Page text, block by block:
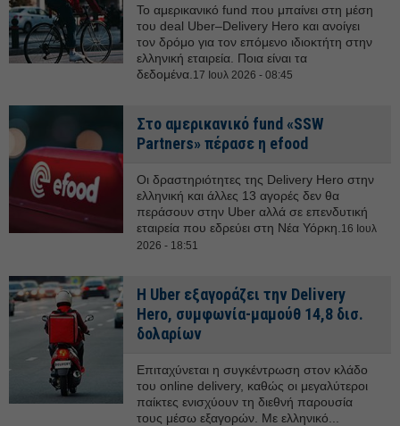
Το αμερικανικό fund που μπαίνει στη μέση
του deal Uber–Delivery Hero και ανοίγει
τον δρόμο για τον επόμενο ιδιοκτήτη στην
ελληνική εταιρεία. Ποια είναι τα
δεδομένα. 17 Ιουλ 2026 - 08:45
Στο αμερικανικό fund «SSW
Partners» πέρασε η efood
Οι δραστηριότητες της Delivery Hero στην
ελληνική και άλλες 13 αγορές δεν θα
περάσουν στην Uber αλλά σε επενδυτική
εταιρεία που εδρεύει στη Νέα Υόρκη. 16 Ιουλ
2026 - 18:51
Η Uber εξαγοράζει την Delivery
Hero, συμφωνία-μαμούθ 14,8 δισ.
δολαρίων
Επιταχύνεται η συγκέντρωση στον κλάδο
του online delivery, καθώς οι μεγαλύτεροι
παίκτες ενισχύουν τη διεθνή παρουσία
τους μέσω εξαγορών. Με ελληνικό...